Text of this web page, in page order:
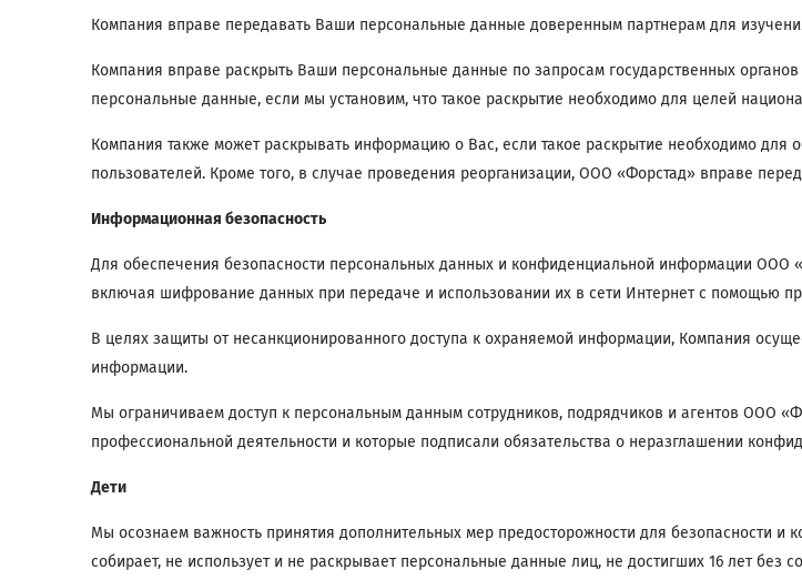
Компания вправе передавать Ваши персональные данные доверенным партнерам для
Компания вправе раскрыть Ваши персональные данные по запросам государственных
персональные данные, если мы установим, что такое раскрытие необходимо для целей
Компания также может раскрывать информацию о Вас, если такое раскрытие необходимо для
пользователей. Кроме того, в случае проведения реорганизации, ООО «Форстад» вправе
Информационная безопасность
Для обеспечения безопасности персональных данных и конфиденциальной информации ООО
включая шифрование данных при передаче и использовании их в сети Интернет с помощью
В целях защиты от несанкционированного доступа к охраняемой информации, Компания
информации.
Мы ограничиваем доступ к персональным данным сотрудников, подрядчиков и агентов ООО
профессиональной деятельности и которые подписали обязательства о неразглашении
Дети
Мы осознаем важность принятия дополнительных мер предосторожности для безопасности и
собирает, не использует и не раскрывает персональные данные лиц, не достигших 16 лет без